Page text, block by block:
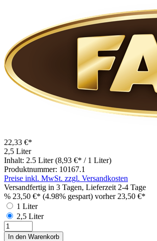
22,33 €*
2,5 Liter
Inhalt: 2.5 Liter (8,93 €* / 1 Liter)
Produktnummer: 10167.1
Preise inkl. MwSt. zzgl. Versandkosten
Versandfertig in 3 Tagen, Lieferzeit 2-4 Tage
% 23,50 €* (4.98% gespart) vorher 23,50 €*
1 Liter
2,5 Liter
In den Warenkorb